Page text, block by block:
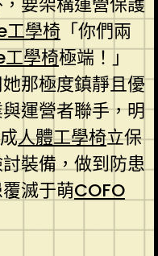
學椅 「你們兩
學椅極端！」
那極度鎮靜且優
運營者聯手，明
成人體工學椅立保
裝備，做到防患
滅于萌COFO